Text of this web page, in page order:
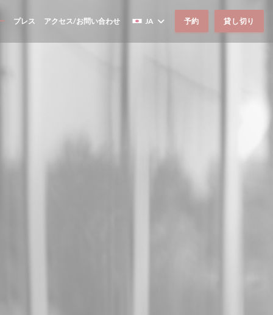
プレス アクセス/お問い合わせ JA 予約 貸し切り